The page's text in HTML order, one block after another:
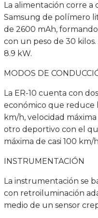
La alimentación corre
Samsung de polímero
de 2600 mAh,
con un peso de 30
8.9 kW.
MODOS DE
La ER-10 cuenta con
económico que reduce
km/h, velocidad
otro deportivo con el
máxima de casi 100 km/
INSTRUMENTACIÓN
La instrumentación se
con retroiluminación
medio de un sensor